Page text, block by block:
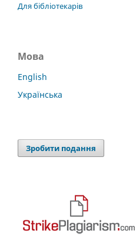
Для бібліотекарів
Мова
English
Українська
Зробити подання